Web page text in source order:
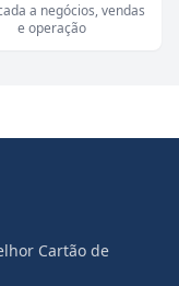
a negócios, vendas
e operação
Cartão de